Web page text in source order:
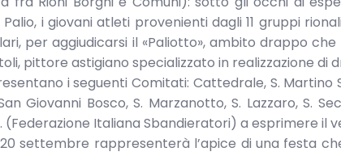
i giovani atleti provenienti dagli 11 gruppi
per aggiudicarsi il «Paliotto», ambito drappo
pittore astigiano specializzato in realizzazione di
i seguenti Comitati: Cattedrale, S. Martino
Giovanni Bosco, S. Marzanotto, S. Lazzaro, S.
(Federazione Italiana Sbandieratori) a esprimere il
settembre rappresenterà l’apice di una festa